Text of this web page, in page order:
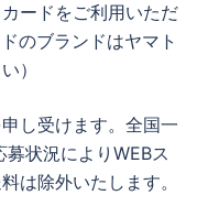
ードをご利用いただ
のブランドはヤマト
）
し受けます。全国一
状況によりWEBス
は除外いたします。